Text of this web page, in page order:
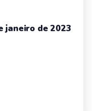
janeiro de 2023